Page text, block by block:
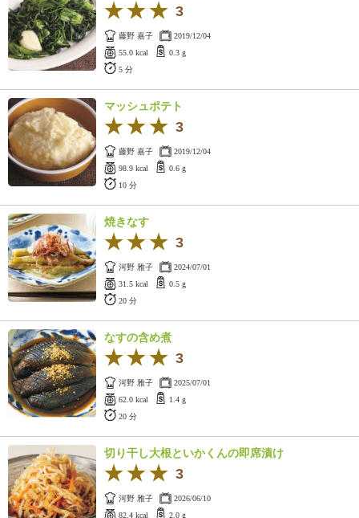
3
藤野 嘉子
2019/12/04
55.0 kcal
0.3 g
5 分
マッシュポテト
3
藤野 嘉子
2019/12/04
98.9 kcal
0.6 g
10 分
焼きなす
3
河野 雅子
2024/07/01
31.5 kcal
0.5 g
20 分
なすの含め煮
3
河野 雅子
2025/07/01
62.0 kcal
1.4 g
20 分
切り干し大根といかくんの即席漬け
3
河野 雅子
2026/06/10
82.4 kcal
2.0 g